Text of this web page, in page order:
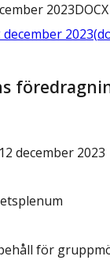
2023DOCX
2023(
december 2023
för